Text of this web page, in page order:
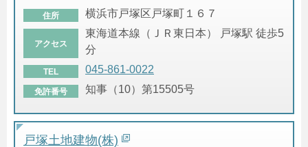
住所 横浜市戸塚区戸塚町１６７
アクセス
東海道本線（ＪＲ東日本） 戸塚駅 徒歩5
分
TEL 045-861-0022
免許番号 知事（10）第15505号
戸塚土地建物(株)